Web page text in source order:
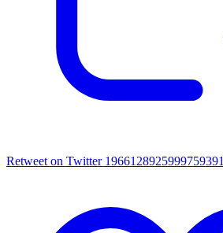
Retweet on Twitter 1966128925999759391